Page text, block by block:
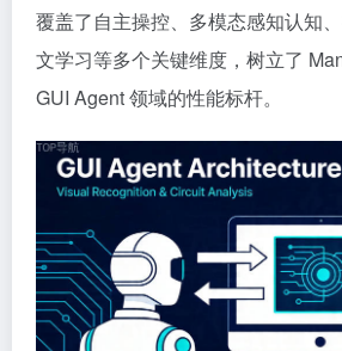
覆盖了自主操控、多模态感知认知
文学习等多个关键维度，树立了
GUI Agent 领域的性能标杆。